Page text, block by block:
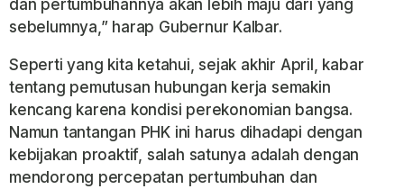
dan pertumbuhannya akan lebih maju dari yang
sebelumnya,” harap Gubernur Kalbar.
Seperti yang kita ketahui, sejak akhir April, kabar
tentang pemutusan hubungan kerja semakin
kencang karena kondisi perekonomian bangsa.
Namun tantangan PHK ini harus dihadapi dengan
kebijakan proaktif, salah satunya adalah dengan
mendorong percepatan pertumbuhan dan